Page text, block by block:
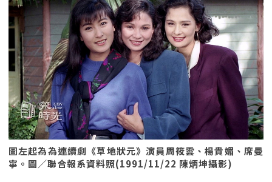
圖左起為為連續劇《草地狀元》演員周筱雲、楊貴媚、席曼
寧。圖／聯合報系資料照(1991/11/22 陳炳坤攝影)